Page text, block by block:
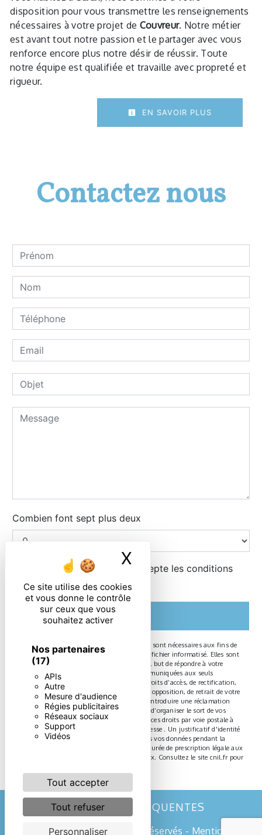
Ce site utilise des cookies
et vous donne le contrôle
sur ceux que vous
souhaitez activer
Nos partenaires
(17)
APIs
Autre
Mesure d'audience
Régies publicitaires
Réseaux sociaux
Support
Vidéos
Tout accepter
Tout refuser
Personnaliser
X Masquer le
disposition pour vous transmettre les renseignements
nécessaires à votre projet de Couvreur. Notre métier
est avant tout notre passion et le partager avec vous
renforce encore plus notre désir de réussir. Toute
notre équipe est qualifiée et travaille avec propreté et
rigueur.
EN SAVOIR PLUS
Contactez nous
Combien font sept plus deux
En cochant cette case, j'accepte les conditions
particulières ci-dessous **
ENVOYER
** Les données personnelles communiquées sont nécessaires aux fins de
vous contacter et sont enregistrées dans un fichier informatisé. Elles sont
destinées à et ses sous-traitants dans le seul but de répondre à votre
message. Les données collectées seront communiquées aux seuls
destinataires suivants: . Vous disposez de droits d’accès, de rectification,
d’effacement, de portabilité, de limitation, d’opposition, de retrait de votre
consentement à tout moment et du droit d’introduire une réclamation
auprès d’une autorité de contrôle, ainsi que d’organiser le sort de vos
données post-mortem. Vous pouvez exercer ces droits par voie postale à
l'adresse ou par courrier électronique à l'adresse . Un justificatif d'identité
pourra vous être demandé. Nous conservons vos données pendant la
période de prise de contact puis pendant la durée de prescription légale aux
fins probatoires et de gestion des contentieux. Consultez le site cnil.fr pour
RECHERCHES FRÉQUENTES
Vistalid- 2026 - Tous droits réservés - Mentions